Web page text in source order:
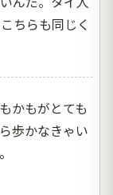
ちらも同じく
かもがとても
歩かなきゃい